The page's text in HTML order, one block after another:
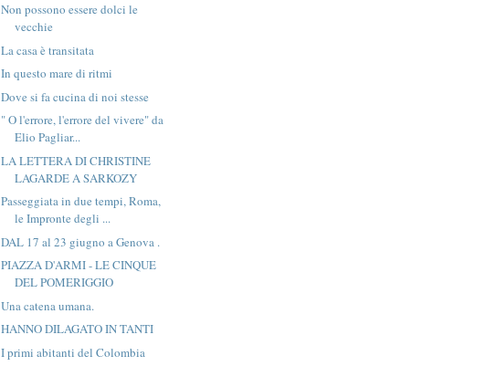
Non possono essere dolci le
vecchie
La casa è transitata
In questo mare di ritmi
Dove si fa cucina di noi stesse
" O l'errore, l'errore del vivere" da
Elio Pagliar...
LA LETTERA DI CHRISTINE
LAGARDE A SARKOZY
Passeggiata in due tempi, Roma,
le Impronte degli ...
DAL 17 al 23 giugno a Genova .
PIAZZA D'ARMI - LE CINQUE
DEL POMERIGGIO
Una catena umana.
HANNO DILAGATO IN TANTI
I primi abitanti del Colombia